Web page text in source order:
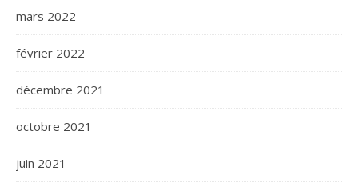
mars 2022
février 2022
décembre 2021
octobre 2021
juin 2021